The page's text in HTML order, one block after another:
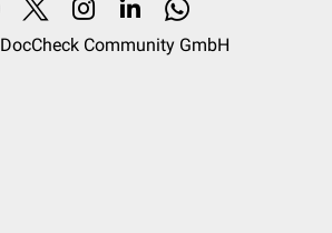
DocCheck Community GmbH